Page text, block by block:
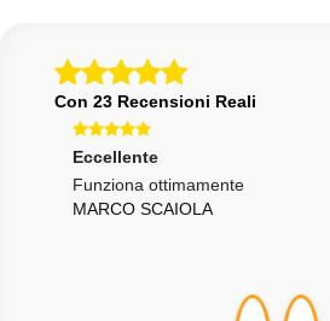
Con 23 Recensioni Reali
Eccellente
Funziona ottimamente
MARCO SCAIOLA